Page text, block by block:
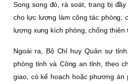
Song song đó, rà soát, trang bị
cho lực lượng làm công tác phòng,
lượng xung kích phòng, chống thiên
Ngoài ra, Bộ Chỉ huy Quân sự
phòng tỉnh và Công an tỉnh, theo
giao, có kế hoạch hoặc phương án